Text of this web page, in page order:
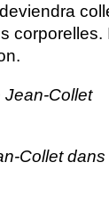
corporelles.
Jean-Collet
Collet dans